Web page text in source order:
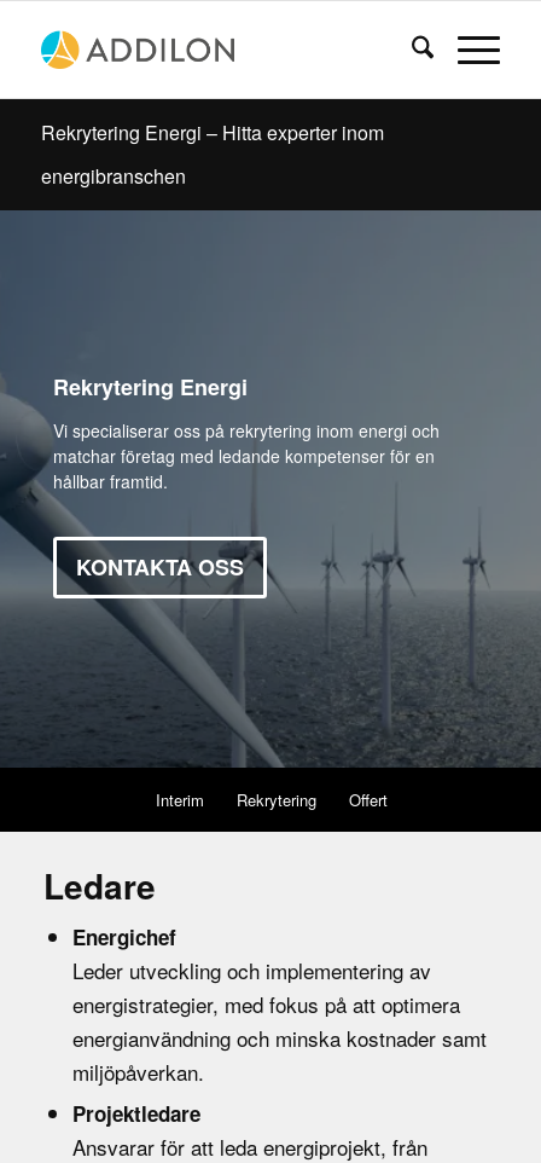
Rekrytering Energi – Hitta experter inom
energibranschen
Rekrytering Energi
Vi specialiserar oss på rekrytering inom energi och
matchar företag med ledande kompetenser för en
hållbar framtid.
KONTAKTA OSS
Interim Rekrytering Offert
Ledare
Energichef
Leder utveckling och implementering av
energistrategier, med fokus på att optimera
energianvändning och minska kostnader samt
miljöpåverkan.
Projektledare
Ansvarar för att leda energiprojekt, från